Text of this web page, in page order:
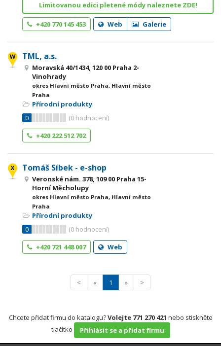
Limitovanou edici pletené módy naleznete ZDE!
+420 770 145 453 Web Galerie
TML, a.s.
Moravská 40/1434, 120 00 Praha 2-
Vinohrady
okres Hlavní město Praha, Hlavní město
Praha
Přírodní produkty
0
(0 hodnocení)
+420 222 512 702
Tomáš Síbek - e-shop
Veronské nám. 378, 109 00 Praha 15-
Horní Měcholupy
okres Hlavní město Praha, Hlavní město
Praha
Přírodní produkty
0
(0 hodnocení)
+420 721 448 007
Web
< « 1 » >
Chcete přidat firmu do katalogu?Volejte 771 270 421 nebo stiskněte
tlačítko
Přihlásit se a přidat firmu